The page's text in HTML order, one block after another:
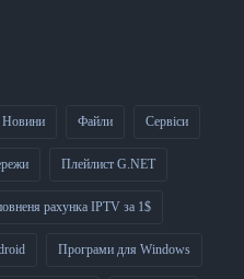
Новини Файли Сервіси
Плейлист G.NET
рахунка IPTV за 1$
Програми для Windows